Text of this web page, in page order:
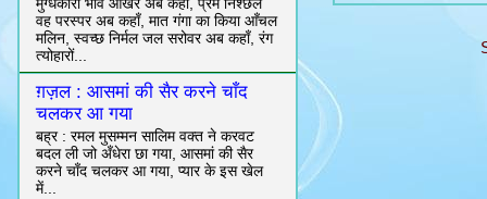
वह परस्पर अब कहाँ, मात गंगा का किया आँचल
मलिन, स्वच्छ निर्मल जल सरोवर अब कहाँ, रंग
त्योहारों...
ग़ज़ल : आसमां की सैर करने चाँद
चलकर आ गया
बह्र : रमल मुसम्मन सालिम वक्त ने करवट
बदल ली जो अँधेरा छा गया, आसमां की सैर
करने चाँद चलकर आ गया, प्यार के इस खेल
में...